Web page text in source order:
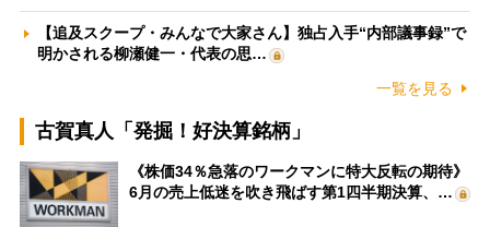
【追及スクープ・みんなで大家さん】独占入手“内部議事録”で
明かされる柳瀬健一・代表の思…
一覧を見る
古賀真人「発掘！好決算銘柄」
《株価34％急落のワークマンに特大反転の期待》
6月の売上低迷を吹き飛ばす第1四半期決算、…